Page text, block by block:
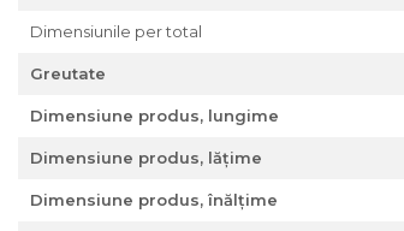
Dimensiunile per total
Greutate
Dimensiune produs, lungime
Dimensiune produs, lăţime
Dimensiune produs, înălţime